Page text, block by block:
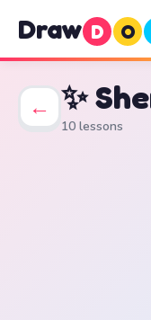
Draw D O
← ✨
10 lessons